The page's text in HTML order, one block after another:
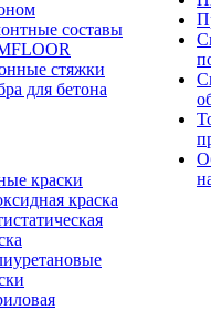
составы
стяжки
для бетона
краски
краска